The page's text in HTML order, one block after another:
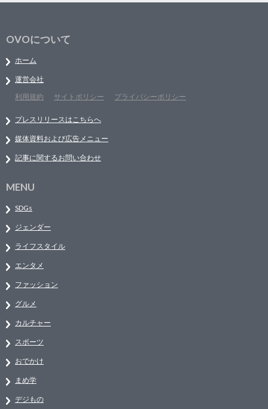
OVOについて
ホーム
運営会社
利用規約
サイトポリシー プライバシーポリシー
プレスリリースはこちらへ
媒体資料および広告メニュー
記事に関するお問い合わせ
MENU
SDGs
ジェンダー
ライフスタイル
エンタメ
ファッション
グルメ
カルチャー
スポーツ
おでかけ
まめ学
デジもの